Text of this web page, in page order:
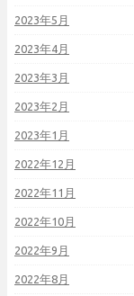
2023年5月
2023年4月
2023年3月
2023年2月
2023年1月
2022年12月
2022年11月
2022年10月
2022年9月
2022年8月